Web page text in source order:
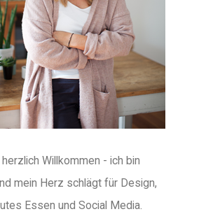
herzlich Willkommen - ich bin
mein Herz schlägt für Design,
Essen und Social Media.